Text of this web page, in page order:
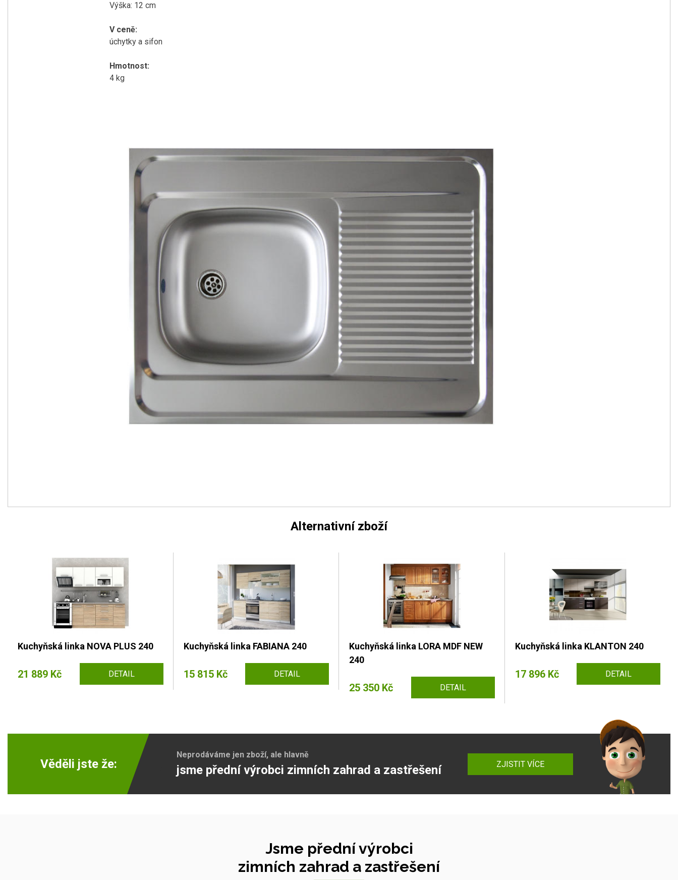
Výška: 12 cm
V ceně:
úchytky a sifon
Hmotnost:
4 kg
Alternativní zboží
Kuchyňská linka NOVA PLUS 240
21 889 Kč DETAIL
Kuchyňská linka FABIANA 240
15 815 Kč DETAIL
Kuchyňská linka LORA MDF NEW
240
25 350 Kč DETAIL
Kuchyňská linka KLANTON 240
17 896 Kč DETAIL
Věděli jste že:
Neprodáváme jen zboží, ale hlavně
jsme přední výrobci zimních zahrad a zastřešení ZJISTIT VÍCE
Jsme přední výrobci
zimních zahrad a zastřešení